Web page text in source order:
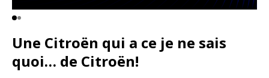
Une Citroën qui a ce je ne sais
quoi… de Citroën!